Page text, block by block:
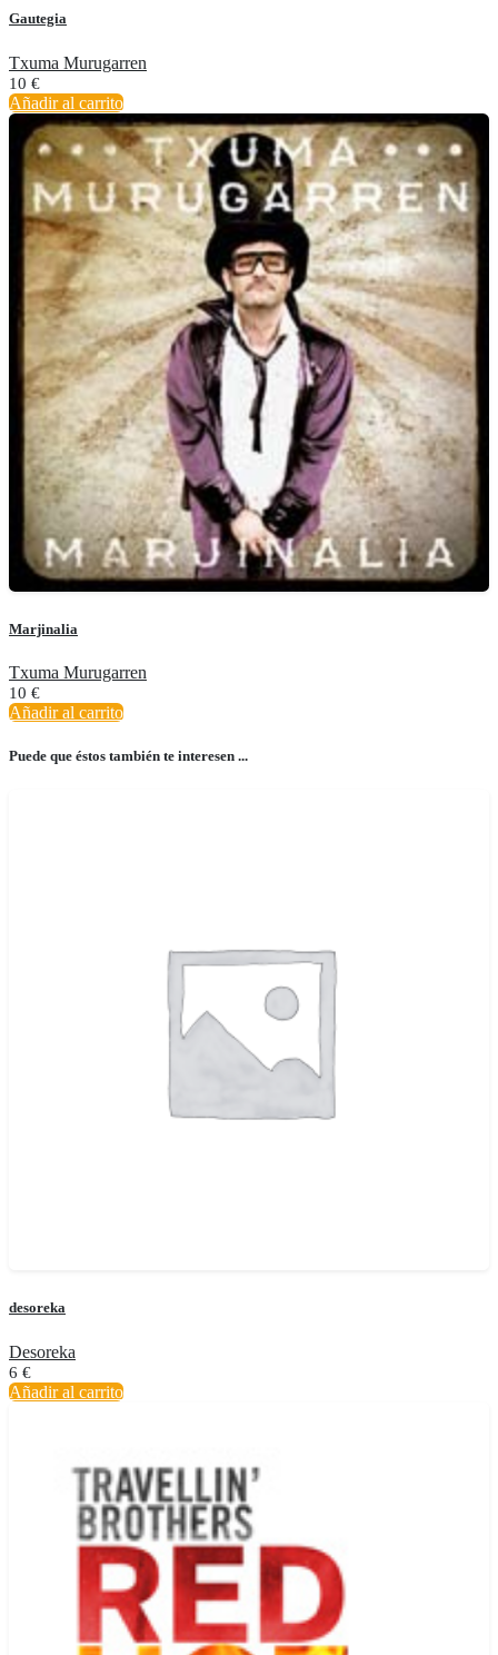
Gautegia
Txuma Murugarren
10 €
Añadir al carrito
Marjinalia
Txuma Murugarren
10 €
Añadir al carrito
Puede que éstos también te interesen ...
desoreka
Desoreka
6 €
Añadir al carrito